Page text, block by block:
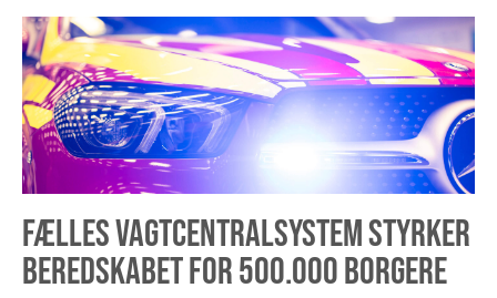
FÆLLES VAGTCENTRALSYSTEM STYRKER
BEREDSKABET FOR 500.000 BORGERE